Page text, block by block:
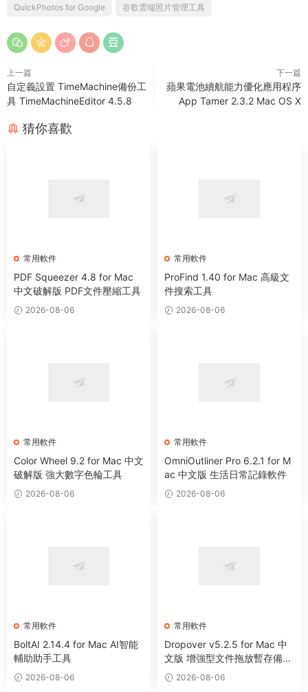
QuickPhotos for Google 谷歌雲端照片管理工具
上一篇
自定義設置 TimeMachine備份工
具 TimeMachineEditor 4.5.8
下一篇
蘋果電池續航能力優化應用程序
App Tamer 2.3.2 Mac OS X
猜你喜歡
常用軟件
PDF Squeezer 4.8 for Mac
中文破解版 PDF文件壓縮工具
2026-08-06
常用軟件
ProFind 1.40 for Mac 高級文
件搜索工具
2026-08-06
常用軟件
Color Wheel 9.2 for Mac 中文
破解版 強大數字色輪工具
2026-08-06
常用軟件
OmniOutliner Pro 6.2.1 for M
ac 中文版 生活日常記錄軟件
2026-08-06
常用軟件
BoltAI 2.14.4 for Mac AI智能
輔助助手工具
2026-08-06
常用軟件
Dropover v5.2.5 for Mac 中
文版 增強型文件拖放暫存備用
整理工具
2026-08-06